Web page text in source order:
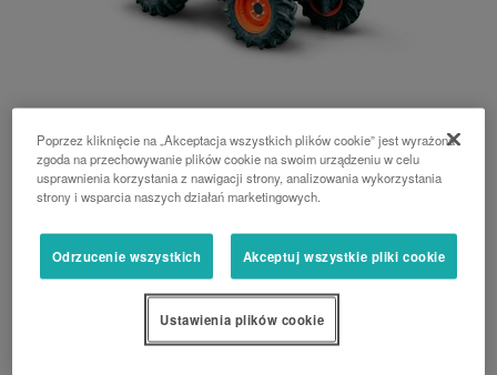
L2-522 DCN
Ciągnik sadowniczy o mocy 50,8 KM, z kabiną
Naglak, przekładnia mechaniczna, udźwig tylnego
TUZ: 1750 kg
Poprzez kliknięcie na „Akceptacja wszystkich plików cookie” jest wyrażona
zgoda na przechowywanie plików cookie na swoim urządzeniu w celu
usprawnienia korzystania z nawigacji strony, analizowania wykorzystania
strony i wsparcia naszych działań marketingowych.
Odrzucenie wszystkich Akceptuj wszystkie pliki cookie
Ustawienia plików cookie